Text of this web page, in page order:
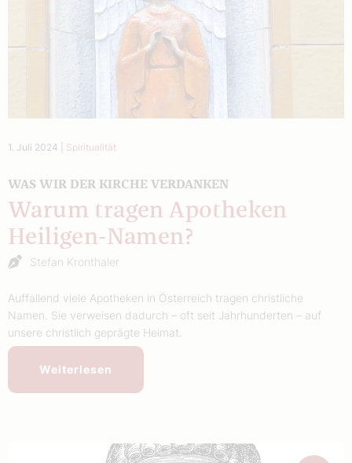
1. Juli 2024 Spiritualität
WAS WIR DER KIRCHE VERDANKEN
Warum tragen Apotheken
Heiligen-Namen?
Stefan Kronthaler
Auffallend viele Apotheken in Österreich tragen christliche
Namen. Sie verweisen dadurch – oft seit Jahrhunderten – auf
unsere christlich geprägte Heimat.
Weiterlesen